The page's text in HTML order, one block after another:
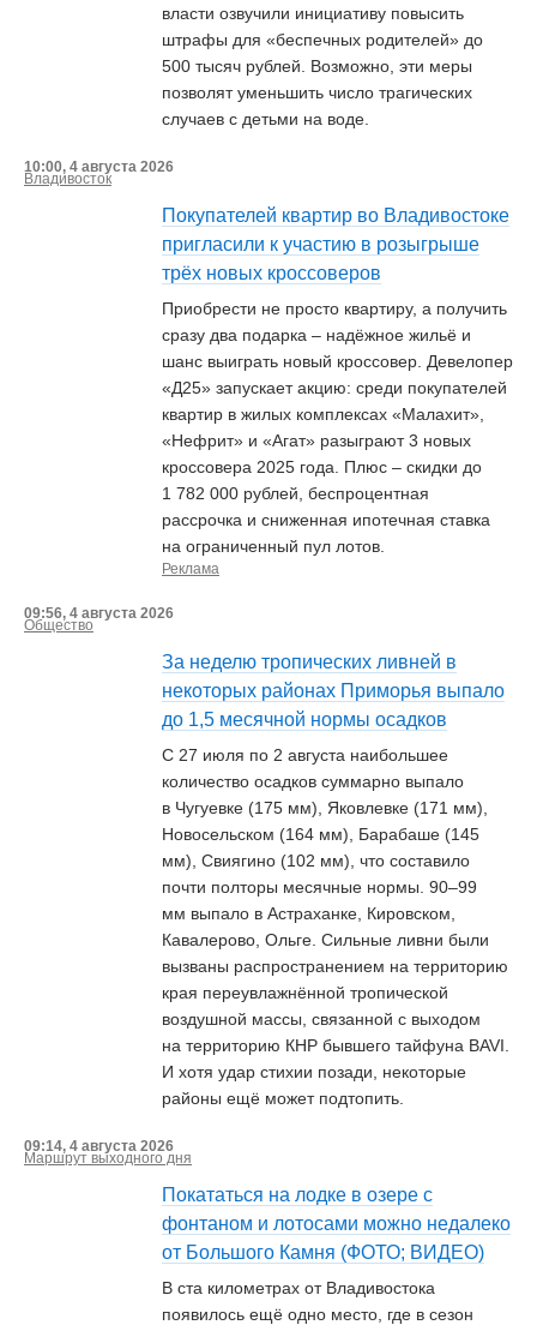
власти озвучили инициативу повысить
штрафы для «беспечных родителей» до
500 тысяч рублей. Возможно, эти меры
позволят уменьшить число трагических
случаев с детьми на воде.
10:00, 4 августа 2026
Владивосток
Покупателей квартир во Владивостоке
пригласили к участию в розыгрыше
трёх новых кроссоверов
Приобрести не просто квартиру, а получить
сразу два подарка – надёжное жильё и
шанс выиграть новый кроссовер. Девелопер
«Д25» запускает акцию: среди покупателей
квартир в жилых комплексах «Малахит»,
«Нефрит» и «Агат» разыграют 3 новых
кроссовера 2025 года. Плюс – скидки до
1 782 000 рублей, беспроцентная
рассрочка и сниженная ипотечная ставка
на ограниченный пул лотов.
Реклама
09:56, 4 августа 2026
Общество
За неделю тропических ливней в
некоторых районах Приморья выпало
до 1,5 месячной нормы осадков
С 27 июля по 2 августа наибольшее
количество осадков суммарно выпало
в Чугуевке (175 мм), Яковлевке (171 мм),
Новосельском (164 мм), Барабаше (145
мм), Свиягино (102 мм), что составило
почти полторы месячные нормы. 90–99
мм выпало в Астраханке, Кировском,
Кавалерово, Ольге. Сильные ливни были
вызваны распространением на территорию
края переувлажнённой тропической
воздушной массы, связанной с выходом
на территорию КНР бывшего тайфуна BAVI.
И хотя удар стихии позади, некоторые
районы ещё может подтопить.
09:14, 4 августа 2026
Маршрут выходного дня
Покататься на лодке в озере с
фонтаном и лотосами можно недалеко
от Большого Камня (ФОТО; ВИДЕО)
В ста километрах от Владивостока
появилось ещё одно место, где в сезон